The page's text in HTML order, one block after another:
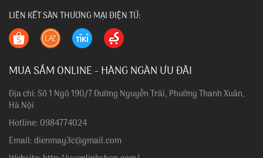
LIÊN KẾT SÀN THƯƠNG MẠI ĐIỆN TỬ:
MUA SẮM ONLINE - HÀNG NGÀN ƯU ĐÃI
Địa chỉ: Số 1 Ngõ 190/7 Đường Nguyễn Trãi, Phường Thanh Xuân,
Hà Nội
Hotline: 0984774024
Email: dienmay3c@gmail.com